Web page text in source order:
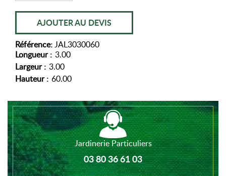
AJOUTER AU DEVIS
Référence:JAL3030060
Longueur : 3.00
Largeur : 3.00
Hauteur : 60.00
Jardinerie Particuliers
03 80 36 61 03